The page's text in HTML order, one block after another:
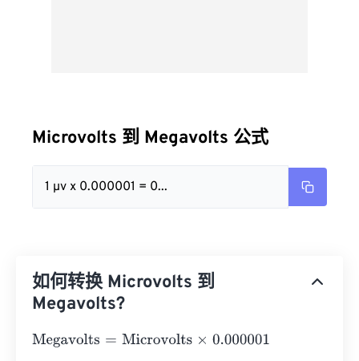
Microvolts 到 Megavolts 公式
1 µv x 0.000001 = 0...
如何转换 Microvolts 到
Megavolts?
Megavolts= Microvolts×0.000001